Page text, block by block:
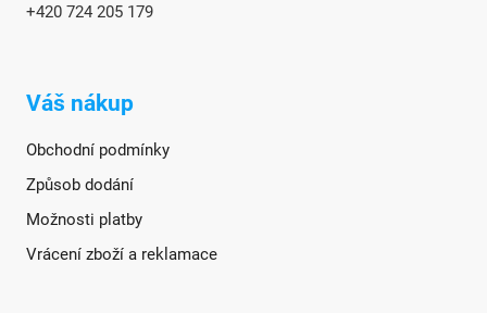
+420 724 205 179
Váš nákup
Obchodní podmínky
Způsob dodání
Možnosti platby
Vrácení zboží a reklamace